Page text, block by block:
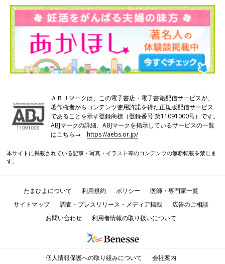
ＡＢＪマークは、この電子書店・電子書籍配信サービスが、
著作権者からコンテンツ使用許諾を得た正規版配信サービス
であることを示す登録商標（登録番号 第11091000号）です。
ABJマークの詳細、ABJマークを掲示しているサービスの一覧
はこちら→https://aebs.or.jp/
本サイトに掲載されている記事・写真・イラスト等のコンテンツの無断転載を禁じま
す。
たまひよについて 利用規約 ポリシー
医師・専門家一覧
サイトマップ
調査・プレスリリース・メディア掲載
広告のご相談
お問い合わせ
利用者情報の取り扱いについて
個人情報保護への取り組みについて 会社案内